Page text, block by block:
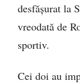
desfășurat la
vreodată de
sportiv.
Cei doi au